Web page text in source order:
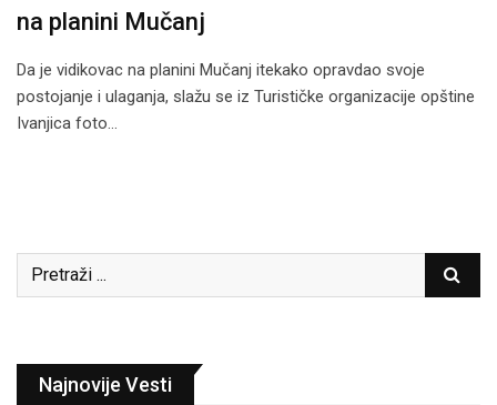
na planini Mučanj
Da je vidikovac na planini Mučanj itekako opravdao svoje
postojanje i ulaganja, slažu se iz Turističke organizacije opštine
Ivanjica foto…
Najnovije Vesti